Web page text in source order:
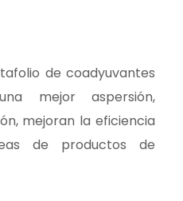
de coadyuvantes
mejor aspersión,
mejoran la eficiencia
de productos de